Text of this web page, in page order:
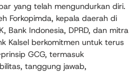
yang telah mengundurkan diri.
Forkopimda, kepala daerah di
Bank Indonesia, DPRD, dan mitra
Kalsel berkomitmen untuk terus
GCG, termasuk
tanggung jawab,